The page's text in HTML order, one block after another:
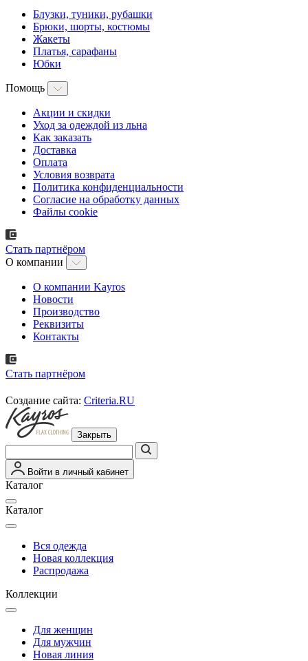
Блузки, туники, рубашки
Брюки, шорты, костюмы
Жакеты
Платья, сарафаны
Юбки
Помощь
Акции и скидки
Уход за одеждой из льна
Как заказать
Доставка
Оплата
Условия возврата
Политика конфиденциальности
Согласие на обработку данных
Файлы cookie
Стать партнёром
О компании
О компании Kayros
Новости
Производство
Реквизиты
Контакты
Стать партнёром
Создание сайта: Criteria.RU
Закрыть
Войти в личный кабинет
Каталог
Каталог
Вся одежда
Новая коллекция
Распродажа
Коллекции
Для женщин
Для мужчин
Новая линия